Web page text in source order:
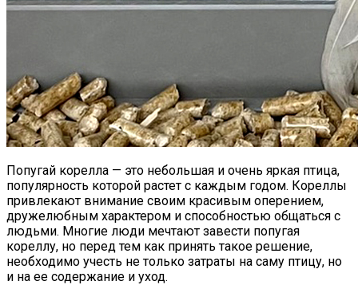
Попугай корелла — это небольшая и очень яркая птица,
популярность которой растет с каждым годом. Кореллы
привлекают внимание своим красивым оперением,
дружелюбным характером и способностью общаться с
людьми. Многие люди мечтают завести попугая
кореллу, но перед тем как принять такое решение,
необходимо учесть не только затраты на саму птицу, но
и на ее содержание и уход.